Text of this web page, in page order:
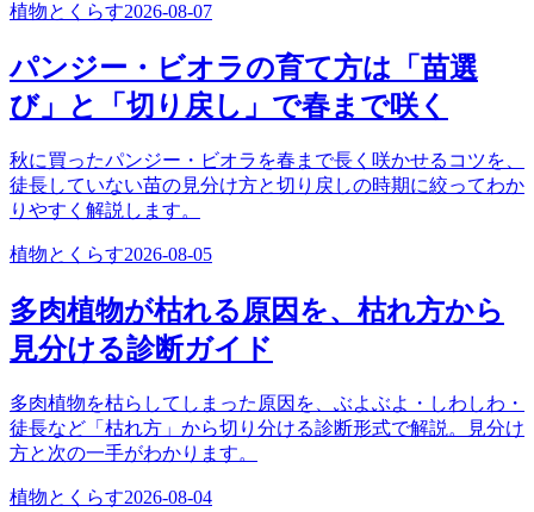
植物とくらす2026-08-07
パンジー・ビオラの育て方は「苗選
び」と「切り戻し」で春まで咲く
秋に買ったパンジー・ビオラを春まで長く咲かせるコツを、
徒長していない苗の見分け方と切り戻しの時期に絞ってわか
りやすく解説します。
植物とくらす2026-08-05
多肉植物が枯れる原因を、枯れ方から
見分ける診断ガイド
多肉植物を枯らしてしまった原因を、ぶよぶよ・しわしわ・
徒長など「枯れ方」から切り分ける診断形式で解説。見分け
方と次の一手がわかります。
植物とくらす2026-08-04